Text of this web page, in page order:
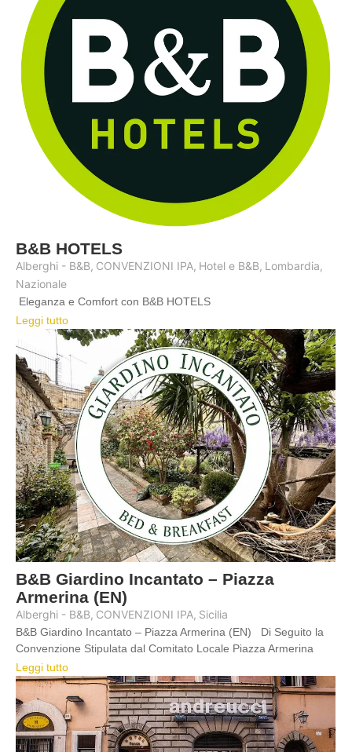
B&B HOTELS
Alberghi - B&B, CONVENZIONI IPA, Hotel e B&B, Lombardia,
Nazionale
Eleganza e Comfort con B&B HOTELS
Leggi tutto
B&B Giardino Incantato – Piazza
Armerina (EN)
Alberghi - B&B, CONVENZIONI IPA, Sicilia
B&B Giardino Incantato – Piazza Armerina (EN) Di Seguito la
Convenzione Stipulata dal Comitato Locale Piazza Armerina
Leggi tutto